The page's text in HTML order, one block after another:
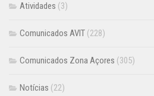
Atividades (3)
Comunicados AVIT (228)
Comunicados Zona Açores (305)
Notícias (22)